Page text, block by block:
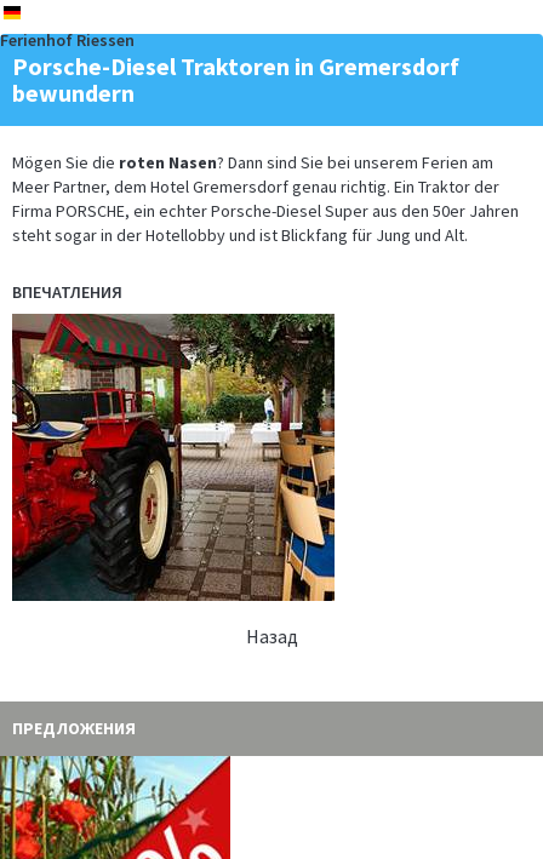
de
Ferienhof Riessen
Porsche-Diesel Traktoren in Gremersdorf
bewundern
Mögen Sie die roten Nasen? Dann sind Sie bei unserem Ferien am
Meer Partner, dem Hotel Gremersdorf genau richtig. Ein Traktor der
Firma PORSCHE, ein echter Porsche-Diesel Super aus den 50er Jahren
steht sogar in der Hotellobby und ist Blickfang für Jung und Alt.
ВПЕЧАТЛЕНИЯ
Hазад
ПРЕДЛОЖЕНИЯ